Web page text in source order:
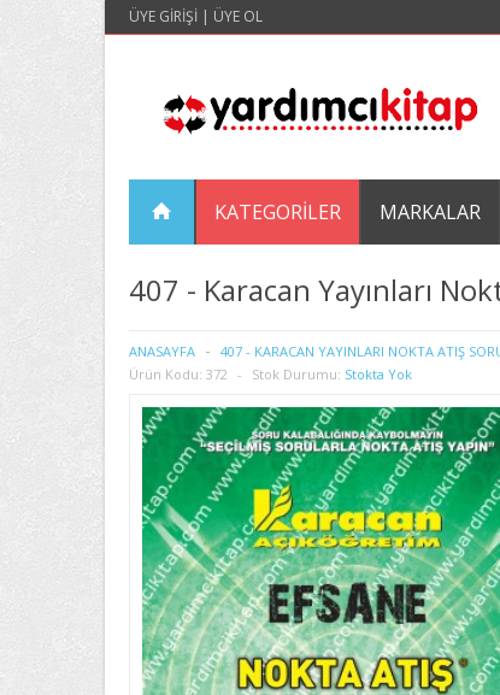
ÜYE GIRIŞI | ÜYE OL
KATEGORILER MARKALAR
407 - Karacan Yayınları
ANASAYFA
407 - KARACAN YAYINLARI NOKTA ATIŞ
Ürün Kodu: 372 Stok Durumu: Stokta Yok